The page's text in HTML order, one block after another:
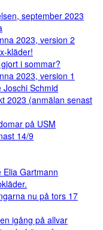
september 2023
2023, version 2
kläder!
i sommar?
2023, version 1
Schmid
2023 (anmälan senast
på USM
14/9
Elia Gartmann
nu på tors 17
igång på allvar